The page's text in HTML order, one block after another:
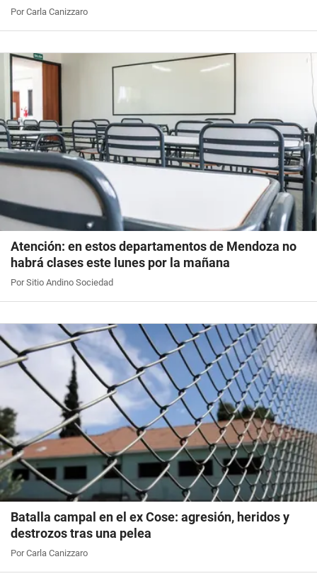
Por Carla Canizzaro
Atención: en estos departamentos de Mendoza no
habrá clases este lunes por la mañana
Por Sitio Andino Sociedad
Batalla campal en el ex Cose: agresión, heridos y
destrozos tras una pelea
Por Carla Canizzaro